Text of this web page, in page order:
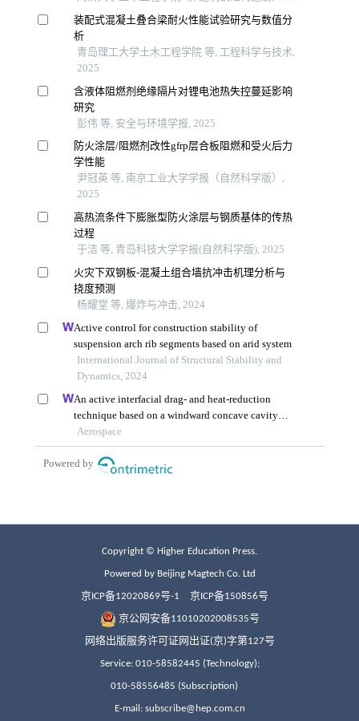
Copyright © Higher Education Press.
Powered by Beijing Magtech Co. Ltd
京ICP备12020869号-1 京ICP备150856号
京公网安备11010202008535号
网络出版服务许可证网出证(京)字第127号
Service: 010-58582445 (Technology);
010-58556485 (Subscription)
E-mail: subscribe@hep.com.cn